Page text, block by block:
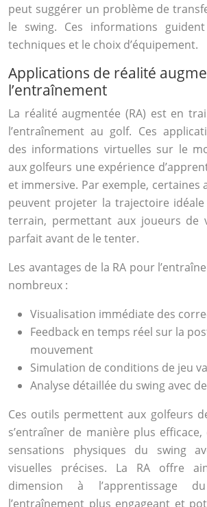
peut suggérer un problème de
le swing. Ces informations
techniques et le choix d’équipement.
Applications de réalité
l’entraînement
La réalité augmentée (RA) est en
l’entraînement au golf. Ces
des informations virtuelles sur le
aux golfeurs une expérience
et immersive. Par exemple, certaines
peuvent projeter la trajectoire
terrain, permettant aux joueurs de
parfait avant de le tenter.
Les avantages de la RA pour
nombreux :
Visualisation immédiate des
Feedback en temps réel sur la
mouvement
Simulation de conditions de jeu
Analyse détaillée du swing avec
Ces outils permettent aux golfeurs
s’entraîner de manière plus
sensations physiques du swing
visuelles précises. La RA offre
dimension à l’apprentissage
l’entraînement plus engageant et